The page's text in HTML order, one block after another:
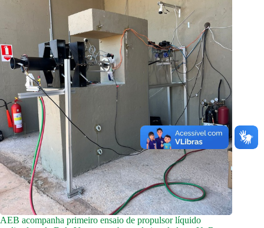
AEB acompanha primeiro ensaio de propulsor líquido